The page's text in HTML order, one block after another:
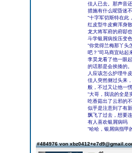
佳人已去。那声音
措施有什么呢昏迷
“十字军切斯特在此
红皮型牛皮癣浑身
龙大将军府的府邸
斗学银屑病按压变
“你觉得兰梅那丫头
吧？”司马商宜站起
李昊龙看了他一眼
的话那是会挨揍的
人应该怎么护理牛
佳人突然侧过头来
般，不过又让他一
“大哥，我说的全是
吃香菇出了云邪的
似乎是注意到了有
飘飞了过去，想要
有人喜欢银屑病吗
“哈哈，银屑病指甲
#484976 von